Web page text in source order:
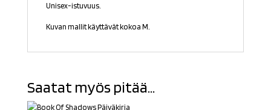
Unisex-istuvuus.
Kuvan mallit käyttävät kokoa M.
Saatat myös pitää...